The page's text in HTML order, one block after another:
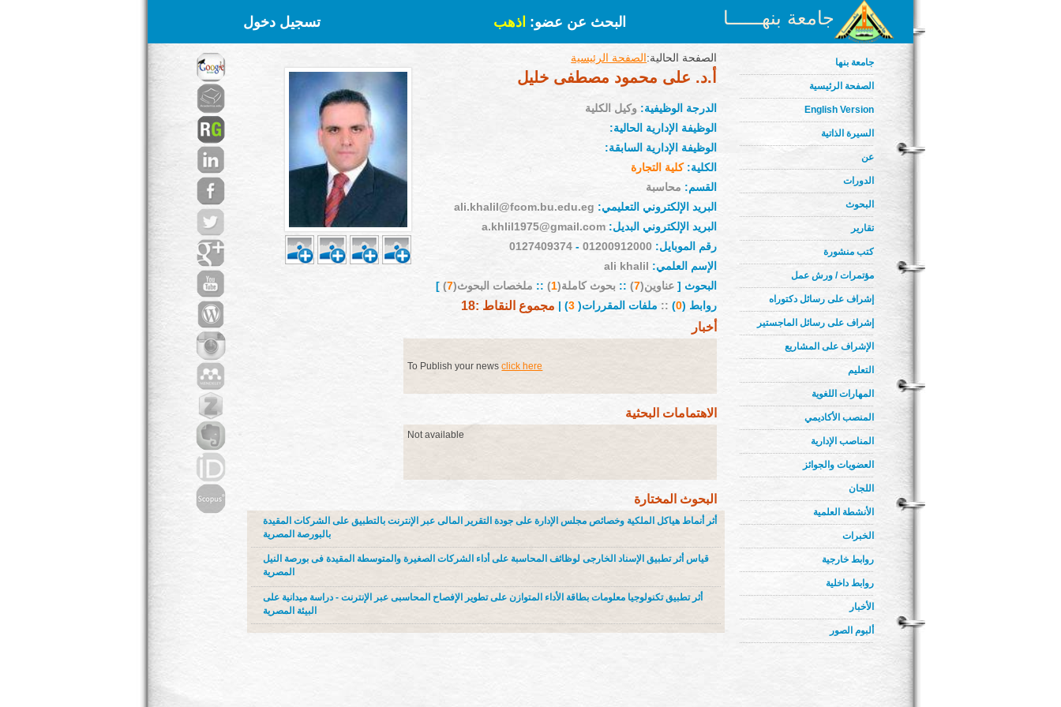
جامعة بنهــــــا البحث عن عضو: اذهب تسجيل دخول
جامعة بنها
الصفحة الرئيسية
English Version
السيرة الذاتية
عن
الدورات
البحوث
تقارير
كتب منشورة
مؤتمرات / ورش عمل
إشراف على رسائل دكتوراه
إشراف على رسائل الماجستير
الإشراف على المشاريع
التعليم
المهارات اللغوية
المنصب الأكاديمي
المناصب الإدارية
العضويات والجوائز
اللجان
الأنشطة العلمية
الخبرات
روابط خارجية
روابط داخلية
الأخبار
ألبوم الصور
الصفحة الحالية:الصفحة الرئيسية
أ.د. على محمود مصطفى خليل
الدرجة الوظيفية: وكيل الكلية
الوظيفة الإدارية الحالية:
الوظيفة الإدارية السابقة:
الكلية:كلية التجارة
القسم: محاسبة
البريد الإلكتروني التعليمي: ali.khalil@fcom.bu.edu.eg
البريد الإلكتروني البديل: a.khlil1975@gmail.com
رقم الموبايل: 01200912000
-
0127409374
الإسم العلمي: ali khalil
البحوث [ عناوين(7
)
:: بحوث كاملة(1
)
:: ملخصات البحوث(7
)
]
روابط (0
)
:: ملفات المقررات(3
) | مجموع النقاط :18
أخبار
To Publish your newsclick here
الاهتمامات البحثية
Not available
البحوث المختارة
أثر أنماط هياكل الملكية وخصائص مجلس الإدارة على جودة التقرير المالى عبر الإنترنت بالتطبيق على الشركات المقيدة
بالبورصة المصرية
قياس أثر تطبيق الإسناد الخارجى لوظائف المحاسبة على أداء الشركات الصغيرة والمتوسطة المقيدة فى بورصة النيل
المصرية
أثر تطبيق تكنولوجيا معلومات بطاقة الأداء المتوازن على تطوير الإفصاح المحاسبى عبر الإنترنت - دراسة ميدانية على
البيئة المصرية